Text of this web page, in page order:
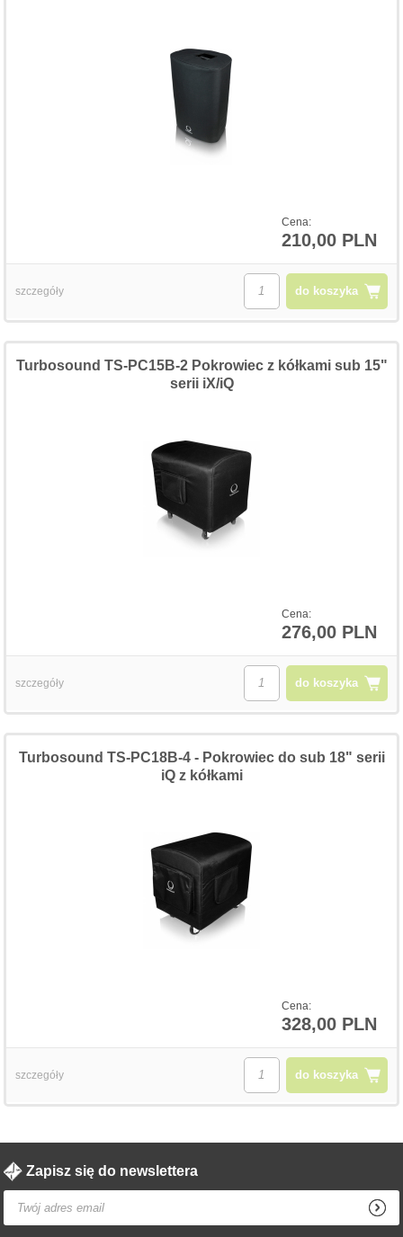
Cena:
210,00 PLN
do koszyka
szczegóły
Cena:
276,00 PLN
Turbosound TS-PC15B-2 Pokrowiec z kółkami sub 15"
serii iX/iQ
do koszyka
szczegóły
Cena:
328,00 PLN
Turbosound TS-PC18B-4 - Pokrowiec do sub 18" serii
iQ z kółkami
do koszyka
szczegóły
Zapisz się do newslettera